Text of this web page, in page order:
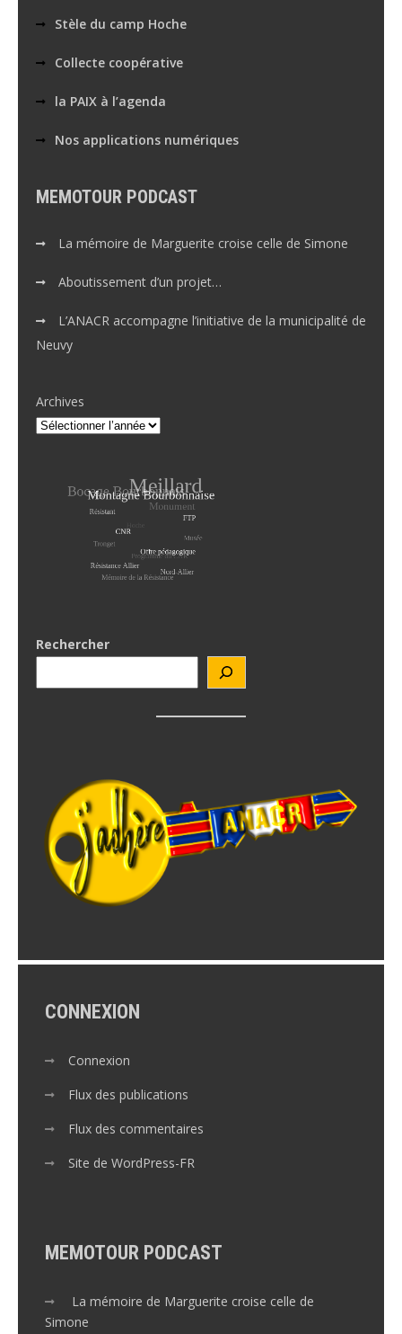
Stèle du camp Hoche
Collecte coopérative
la PAIX à l’agenda
Nos applications numériques
MEMOTOUR PODCAST
La mémoire de Marguerite croise celle de Simone
Aboutissement d’un projet…
L’ANACR accompagne l’initiative de la municipalité de
Neuvy
Archives
Rechercher
CONNEXION
Connexion
Flux des publications
Flux des commentaires
Site de WordPress-FR
MEMOTOUR PODCAST
La mémoire de Marguerite croise celle de
Simone